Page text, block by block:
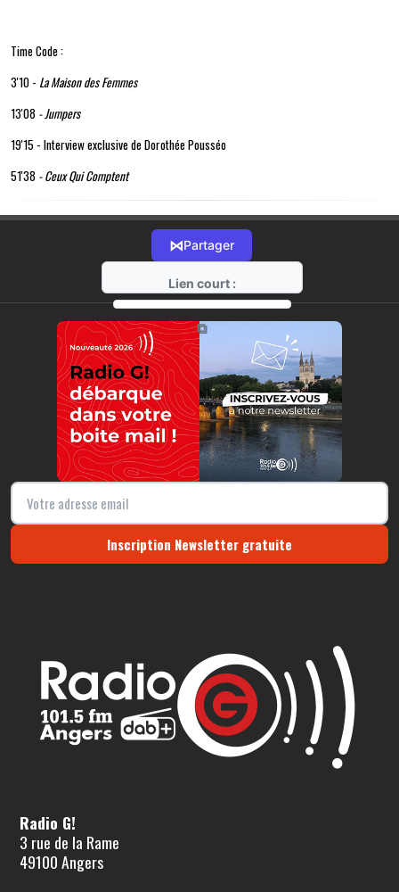
Time Code :
3'10 - La Maison des Femmes
13'08 - Jumpers
19'15 - Interview exclusive de Dorothée Pousséo
51'38 - Ceux Qui Comptent
⋈Partager
Lien court :
https://radio-g.fr?21335
⧉
Inscription Newsletter gratuite
Radio G!
3 rue de la Rame
49100 Angers